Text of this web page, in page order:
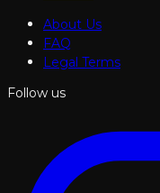
About Us
FAQ
Legal Terms
Follow us